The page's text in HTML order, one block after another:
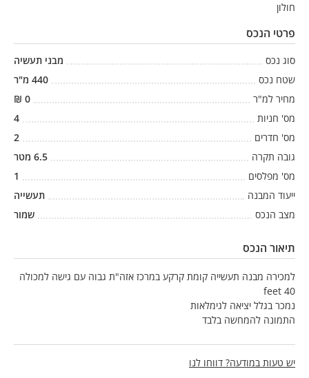
חולון
פרטי הנכס
סוג נכס
מבני תעשיה
שטח נכס
440 מ"ר
מחיר למ"ר
0
₪
מס' חניות
4
מס' חדרים
2
גובה תקרה
6.5 מטר
מס' מפלסים
1
ייעוד המבנה
תעשייה
מצב הנכס
שמור
תיאור הנכס
למכירה מבנה תעשייה קומת קרקע במרכז אזה"ת גבוה עם גישה למכולה
40 feet
נמכר בגלל יציאה לגימלאות
התמונה להמחשה בלבד
יש טעות במודעה? דווחו לנו